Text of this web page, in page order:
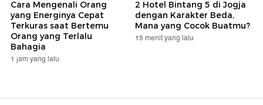
Cara Mengenali Orang
yang Energinya Cepat
Terkuras saat Bertemu
Orang yang Terlalu
Bahagia
1 jam yang lalu
2 Hotel Bintang 5 di Jogja
dengan Karakter Beda,
Mana yang Cocok Buatmu?
15 menit yang lalu